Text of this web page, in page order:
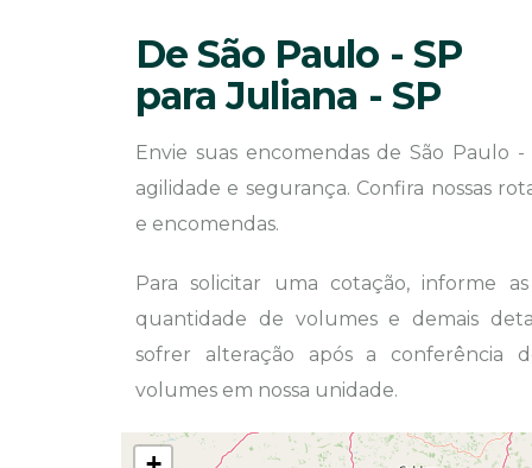
De São Paulo - SP
para Juliana - SP
Envie suas encomendas de São Paulo
agilidade e segurança. Confira nossas
e encomendas.
Para solicitar uma cotação, informe
quantidade de volumes e demais
sofrer alteração após a conferência
volumes em nossa unidade.